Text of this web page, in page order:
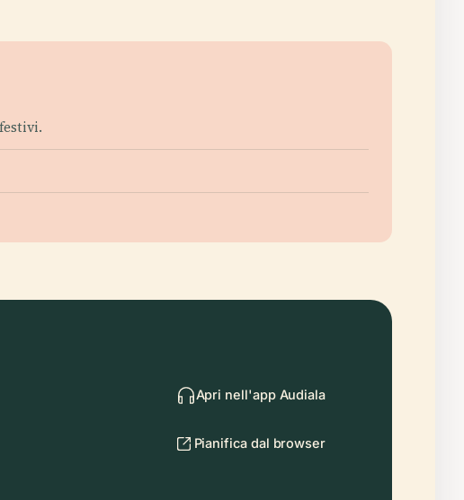
Apri nell'app Audiala
Pianifica dal browser